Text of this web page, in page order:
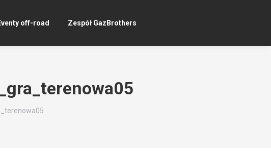
off-road Zespół GazBrothers